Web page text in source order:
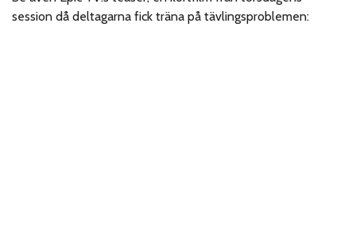
session då deltagarna fick träna på tävlingsproblemen: